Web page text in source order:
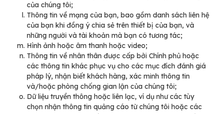
của chúng tôi;
Thông tin về mạng của bạn, bao gồm danh sách liên hệ
của bạn khi đồng ý chia sẻ trên thiết bị của bạn, và
những người và tài khoản mà bạn có tương tác;
Hình ảnh hoặc âm thanh hoặc video;
Thông tin về nhân thân được cấp bởi Chính phủ hoặc
các thông tin khác phục vụ cho các mục đích đánh giá
pháp lý, nhận biết khách hàng, xác minh thông tin
và/hoặc phòng chống gian lận của chúng tôi;
Dữ liệu truyền thông hoặc liên lạc, ví dụ như các tùy
chọn nhận thông tin quảng cáo từ chúng tôi hoặc các